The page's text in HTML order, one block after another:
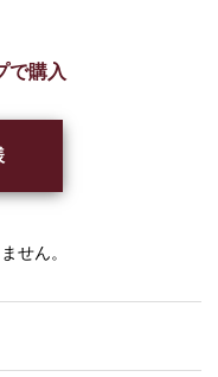
で購入
せん。